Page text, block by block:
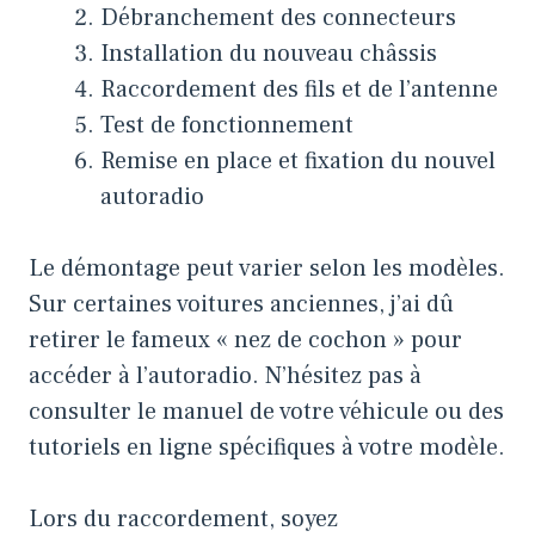
Débranchement des connecteurs
Installation du nouveau châssis
Raccordement des fils et de l’antenne
Test de fonctionnement
Remise en place et fixation du nouvel
autoradio
Le démontage peut varier selon les modèles.
Sur certaines voitures anciennes, j’ai dû
retirer le fameux « nez de cochon » pour
accéder à l’autoradio. N’hésitez pas à
consulter le manuel de votre véhicule ou des
tutoriels en ligne spécifiques à votre modèle.
Lors du raccordement, soyez